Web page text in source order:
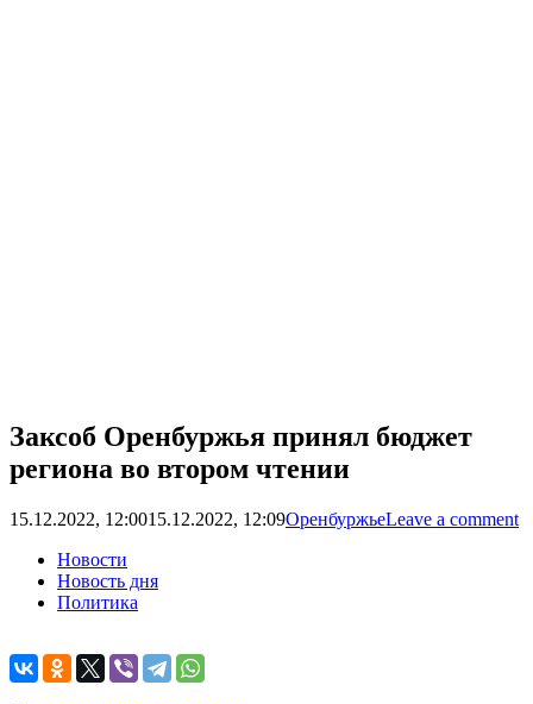
Заксоб Оренбуржья принял бюджет
региона во втором чтении
15.12.2022, 12:0015.12.2022, 12:09ОренбуржьеLeave a comment
Новости
Новость дня
Политика